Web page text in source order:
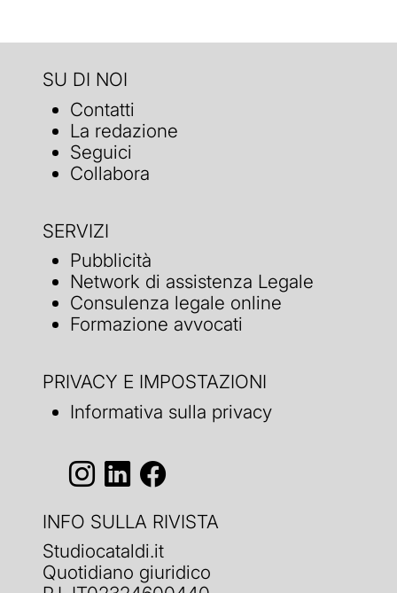
SU DI NOI
Contatti
La redazione
Seguici
Collabora
SERVIZI
Pubblicità
Network di assistenza Legale
Consulenza legale online
Formazione avvocati
PRIVACY E IMPOSTAZIONI
Informativa sulla privacy
INFO SULLA RIVISTA
Studiocataldi.it
Quotidiano giuridico